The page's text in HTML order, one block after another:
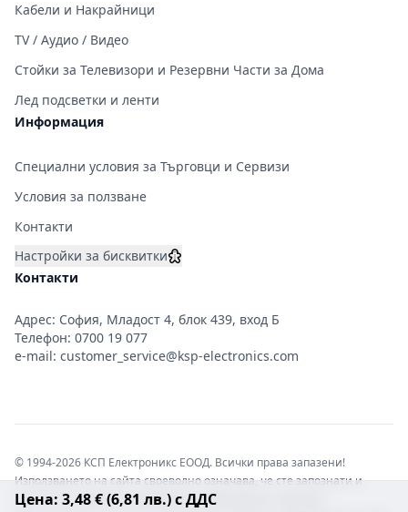
Цена: 3,48 € (6,81 лв.) с ДДС
Кабели и Накрайници
TV / Аудио / Видео
Стойки за Телевизори и Резервни Части за Дома
Лед подсветки и ленти
Информация
Специални условия за Търговци и Сервизи
Условия за ползване
Контакти
Настройки за бисквитки
Контакти
Адрес: София, Младост 4, блок 439, вход Б
Телефон: 0700 19 077
e-mail: customer_service@ksp-electronics.com
© 1994-2026 КСП Електроникс ЕООД. Всички права запазени!
Използването на сайта своеволно означава, че сте запознати и
съгласни с правната информация обвързваща софтуера.